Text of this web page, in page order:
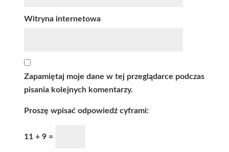
Witryna internetowa
Zapamiętaj moje dane w tej przeglądarce podczas
pisania kolejnych komentarzy.
Proszę wpisać odpowiedź cyframi:
11 + 9 =